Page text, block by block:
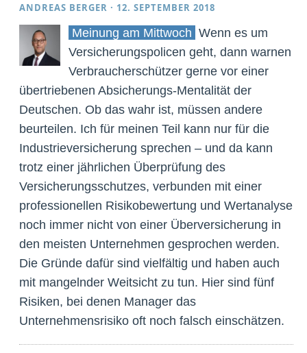
ANDREAS BERGER · 12. SEPTEMBER 2018
Meinung am Mittwoch Wenn es um
Versicherungspolicen geht, dann warnen
Verbraucherschützer gerne vor einer
übertriebenen Absicherungs-Mentalität der
Deutschen. Ob das wahr ist, müssen andere
beurteilen. Ich für meinen Teil kann nur für die
Industrieversicherung sprechen – und da kann
trotz einer jährlichen Überprüfung des
Versicherungsschutzes, verbunden mit einer
professionellen Risikobewertung und Wertanalyse
noch immer nicht von einer Überversicherung in
den meisten Unternehmen gesprochen werden.
Die Gründe dafür sind vielfältig und haben auch
mit mangelnder Weitsicht zu tun. Hier sind fünf
Risiken, bei denen Manager das
Unternehmensrisiko oft noch falsch einschätzen.